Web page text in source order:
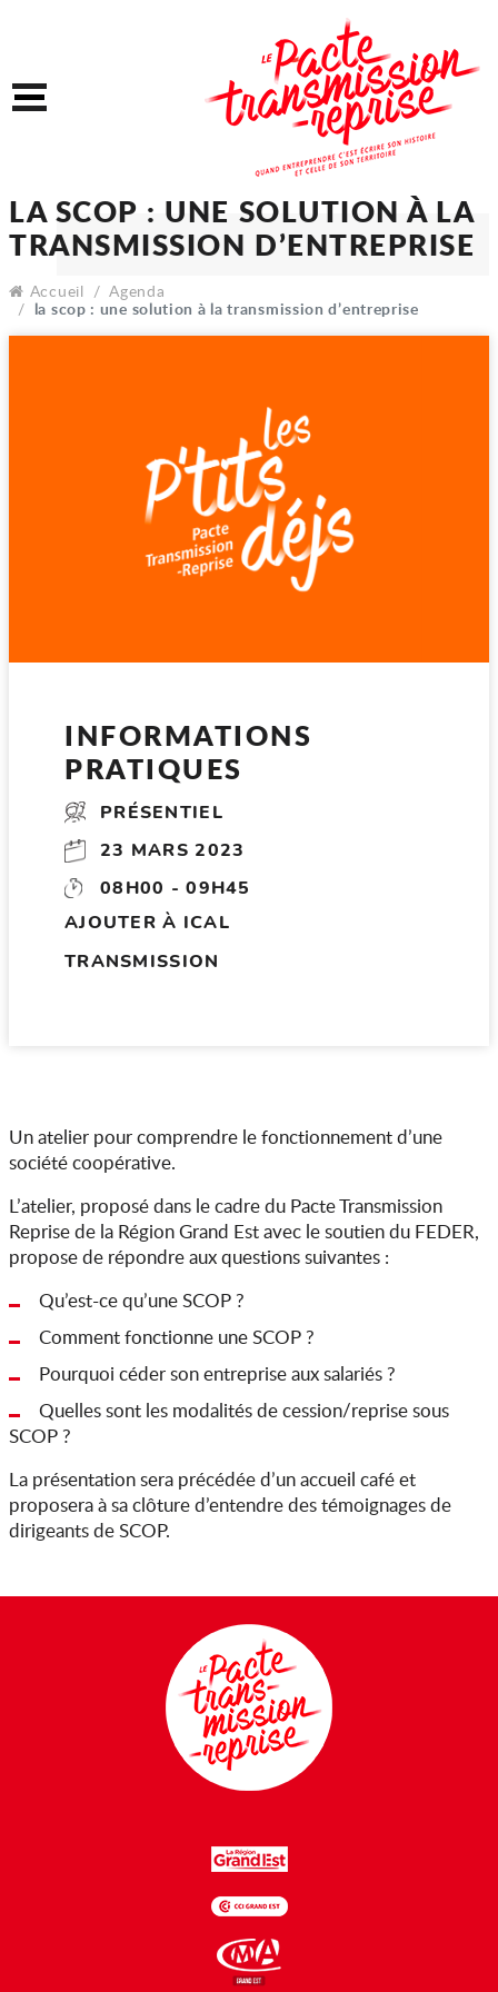
Menu
LA SCOP : UNE
TRANSMISSION
Accueil
Agenda
la scop : une solution à la transmission d’entreprise
INFORMATIONS
PRATIQUES
PRÉSENTIEL
23 MARS 2023
08H00 - 09H45
AJOUTER À ICAL
TRANSMISSION
Un atelier pour comprendre le fonctionnement d’une
société coopérative.
L’atelier, proposé dans le cadre du Pacte Transmission
Reprise de la Région Grand Est avec le soutien du FEDER,
propose de répondre aux questions suivantes :
Qu’est-ce qu’une SCOP ?
Comment fonctionne une SCOP ?
Pourquoi céder son entreprise aux salariés ?
Quelles sont les modalités de cession/reprise sous
SCOP ?
La présentation sera précédée d’un accueil café et
proposera à sa clôture d’entendre des témoignages de
dirigeants de SCOP.